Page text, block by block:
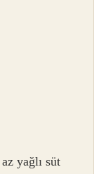
yağlı süt